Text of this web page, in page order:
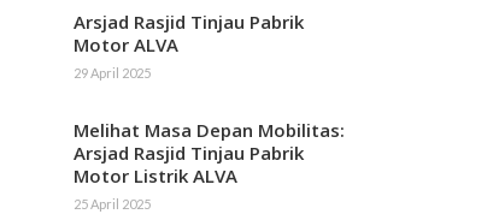
Arsjad Rasjid Tinjau Pabrik
Motor ALVA
29 April 2025
Melihat Masa Depan Mobilitas:
Arsjad Rasjid Tinjau Pabrik
Motor Listrik ALVA
25 April 2025